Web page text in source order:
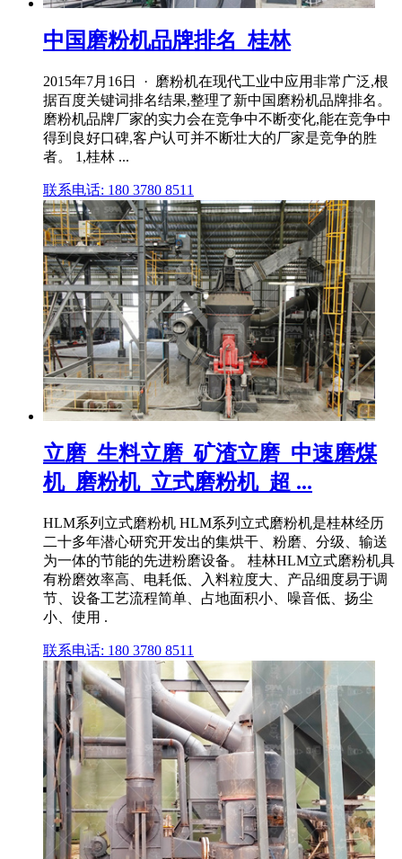
中国磨粉机品牌排名_桂林
2015年7月16日 · 磨粉机在现代工业中应用非常广泛,根
据百度关键词排名结果,整理了新中国磨粉机品牌排名。
磨粉机品牌厂家的实力会在竞争中不断变化,能在竞争中
得到良好口碑,客户认可并不断壮大的厂家是竞争的胜
者。 1,桂林 ...
联系电话: 180 3780 8511
立磨_生料立磨_矿渣立磨_中速磨煤
机_磨粉机_立式磨粉机_超 ...
HLM系列立式磨粉机 HLM系列立式磨粉机是桂林经历
二十多年潜心研究开发出的集烘干、粉磨、分级、输送
为一体的节能的先进粉磨设备。 桂林HLM立式磨粉机具
有粉磨效率高、电耗低、入料粒度大、产品细度易于调
节、设备工艺流程简单、占地面积小、噪音低、扬尘
小、使用 .
联系电话: 180 3780 8511